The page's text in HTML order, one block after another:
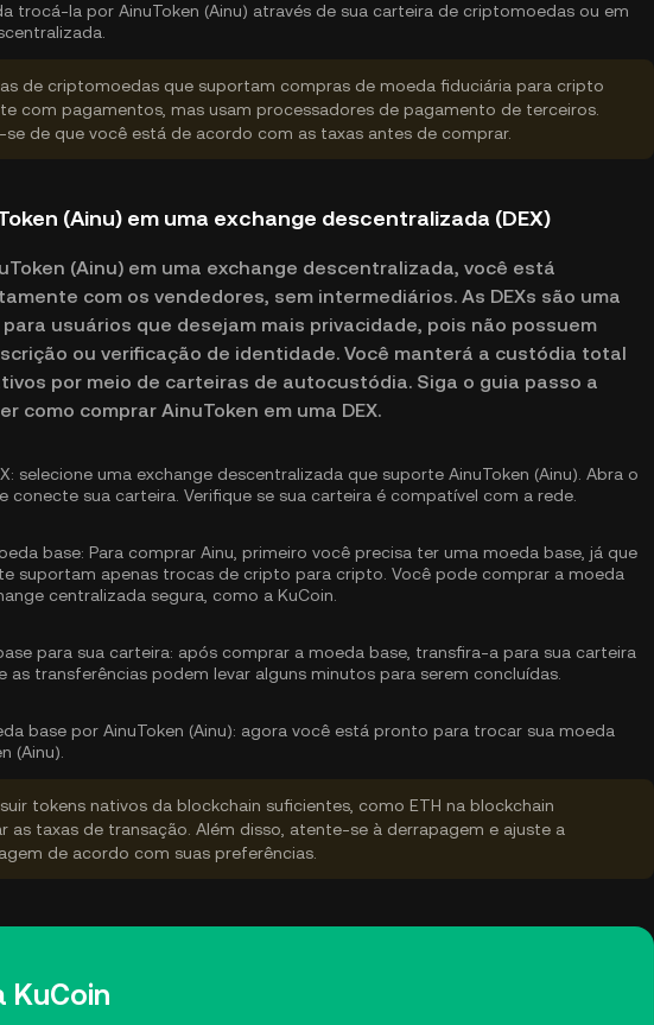
trocá-la por AinuToken (Ainu) através de sua carteira de criptomoedas ou em
de criptomoedas que suportam compras de moeda fiduciária para cripto
com pagamentos, mas usam processadores de pagamento de terceiros.
de que você está de acordo com as taxas antes de comprar.
(Ainu) em uma exchange descentralizada (DEX)
(Ainu) em uma exchange descentralizada, você está
com os vendedores, sem intermediários. As DEXs são uma
usuários que desejam mais privacidade, pois não possuem
ou verificação de identidade. Você manterá a custódia total
por meio de carteiras de autocustódia. Siga o guia passo a
como comprar AinuToken em uma DEX.
selecione uma exchange descentralizada que suporte AinuToken (Ainu). Abra o
conecte sua carteira. Verifique se sua carteira é compatível com a rede.
base: Para comprar Ainu, primeiro você precisa ter uma moeda base, já que
suportam apenas trocas de cripto para cripto. Você pode comprar a moeda
centralizada segura, como a KuCoin.
para sua carteira: após comprar a moeda base, transfira-a para sua carteira
as transferências podem levar alguns minutos para serem concluídas.
base por AinuToken (Ainu): agora você está pronto para trocar sua moeda
(Ainu).
tokens nativos da blockchain suficientes, como ETH na blockchain
as taxas de transação. Além disso, atente-se à derrapagem e ajuste a
de acordo com suas preferências.
KuCoin